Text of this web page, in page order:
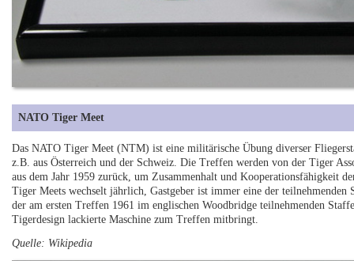
NATO Tiger Meet
Das NATO Tiger Meet (NTM) ist eine militärische Übung diverser
z.B. aus Österreich und der Schweiz. Die Treffen werden von der Tiger
aus dem Jahr 1959 zurück, um Zusammenhalt und Kooperationsfähigkeit
Tiger Meets wechselt jährlich, Gastgeber ist immer eine der
der am ersten Treffen 1961 im englischen Woodbridge teilnehmenden
Tigerdesign lackierte Maschine zum Treffen mitbringt.
Quelle: Wikipedia